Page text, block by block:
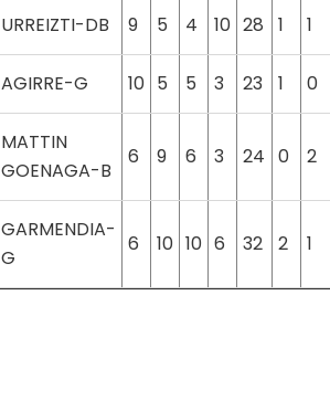
URREIZTI-DB 9 5 4 10 28 1 1
AGIRRE-G 10 5 5 3 23 1 0
MATTIN
GOENAGA-B
6 9 6 3 24 0 2
GARMENDIA-
G
6 10 10 6 32 2 1